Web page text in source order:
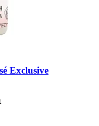
Exclusive